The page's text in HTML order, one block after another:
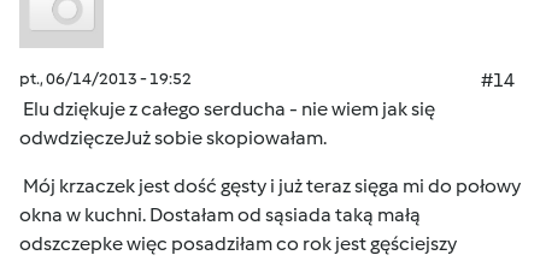
pt., 06/14/2013 - 19:52
#14
Elu dziękuje z całego serducha - nie wiem jak się
odwdzięczeJuż sobie skopiowałam.
Mój krzaczek jest dość gęsty i już teraz sięga mi do połowy
okna w kuchni. Dostałam od sąsiada taką małą
odszczepke więc posadziłam co rok jest gęściejszy